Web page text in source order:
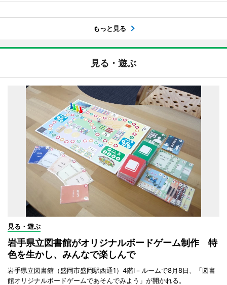
もっと見る
見る・遊ぶ
見る・遊ぶ
岩手県立図書館がオリジナルボードゲーム制作 特
色を生かし、みんなで楽しんで
岩手県立図書館（盛岡市盛岡駅西通1）4階I－ルームで8月8日、「図書
館オリジナルボードゲームであそんでみよう」が開かれる。